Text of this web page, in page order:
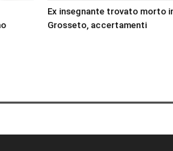
Ex insegnante trovato morto
Grosseto, accertamenti